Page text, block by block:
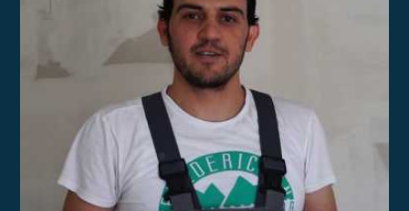
Datenschutzerklärungen